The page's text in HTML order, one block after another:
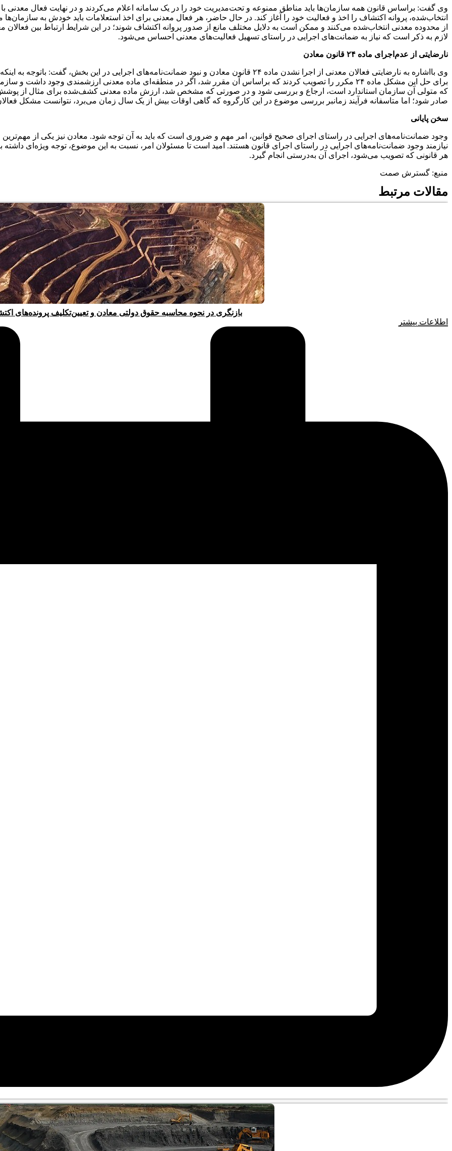
وی گفت: براساس قانون همه سازمان‌ها باید مناطق ممنوعه و تحت‌مدیریت خود را در یک سامانه اعلام می‌کردند و در نهایت فعال معدنی
انتخاب‌شده، پروانه اکتشاف را اخذ و فعالیت خود را آغاز کند. در حال ‌حاضر، هر فعال معدنی برای اخذ استعلامات باید خودش به سازمان‌ها
از محدوده معدنی انتخاب‌شده می‌کنند و ممکن است به دلایل مختلف مانع از صدور پروانه اکتشاف شوند؛ در این شرایط ارتباط بین فعالان
لازم به ذکر است که نیاز به ضمانت‌های اجرایی در راستای تسهیل فعالیت‌های معدنی احساس می‌شود.
نارضایتی از عدم‌اجرای ماده ۲۴ قانون معادن
وی بااشاره به نارضایتی فعالان معدنی از اجرا نشدن ماده ۲۴ قانون معادن و نبود ضمانت‌نامه‌های اجرایی
برای حل این مشکل ماده ۲۴ مکرر را تصویب کردند که براساس آن مقرر شد، اگر در منطقه‌ای ماده معدنی ارزشمندی وجود
که متولی آن سازمان استاندارد است، ارجاع و بررسی شود و در صورتی که مشخص شد، ارزش ماده معدنی کشف‌شده برای مثال از پوشش
صادر شود؛ اما متاسفانه فرآیند زمانبر بررسی موضوع در این کارگروه که گاهی اوقات بیش از یک سال زمان می‌برد، نتوانست مشکل
سخن پایانی
وجود ضمانت‌نامه‌های اجرایی در راستای اجرای صحیح قوانین، امر مهم و ضروری است که باید به آن توجه شود. معادن نیز یکی از
نیازمند وجود ضمانت‌نامه‌های اجرایی در راستای اجرای قانون هستند. امید است تا مسئولان امر، نسبت به این موضوع، توجه ویژه‌ای داشته
هر قانونی که تصویب می‌شود، اجرای آن به‌درستی انجام گیرد.
منبع: گسترش صمت
مقالات مرتبط
بازنگری در نحوه محاسبه حقوق دولتی معادن و تعیین‌تکلیف پرونده‌های
اطلاعات بیشتر